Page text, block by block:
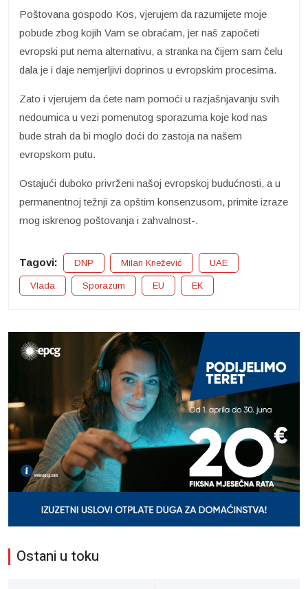
Poštovana gospodo Kos, vjerujem da razumijete moje
pobude zbog kojih Vam se obraćam, jer naš započeti
evropski put nema alternativu, a stranka na čijem sam čelu
dala je i daje nemjerljivi doprinos u evropskim procesima.
Zato i vjerujem da ćete nam pomoći u razjašnjavanju svih
nedoumica u vezi pomenutog sporazuma koje kod nas
bude strah da bi moglo doći do zastoja na našem
evropskom putu.
Ostajući duboko privrženi našoj evropskoj budućnosti, a u
permanentnoj težnji za opštim konsenzusom, primite izraze
mog iskrenog poštovanja i zahvalnost-.
Tagovi: DNP Milan Knežević UAE
Vlada Sporazum EU EK
Ostani u toku